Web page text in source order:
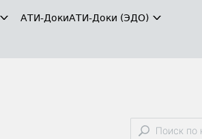
АТИ-ДокиАТИ-Доки (ЭДО)